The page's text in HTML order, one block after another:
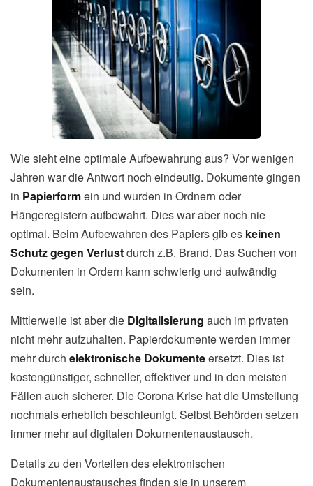
Wie sieht eine optimale Aufbewahrung aus? Vor wenigen
Jahren war die Antwort noch eindeutig. Dokumente gingen
in Papierformein und wurden in Ordnern oder
Hängeregistern aufbewahrt. Dies war aber noch nie
optimal. Beim Aufbewahren des Papiers gib es keinen
Schutz gegen Verlustdurch z.B. Brand. Das Suchen von
Dokumenten in Ordern kann schwierig und aufwändig
sein.
Mittlerweile ist aber die Digitalisierung auch im privaten
nicht mehr aufzuhalten. Papierdokumente werden immer
mehr durch elektronische Dokumenteersetzt. Dies ist
kostengünstiger, schneller, effektiver und in den meisten
Fällen auch sicherer. Die Corona Krise hat die Umstellung
nochmals erheblich beschleunigt. Selbst Behörden setzen
immer mehr auf digitalen Dokumentenaustausch.
Details zu den Vorteilen des elektronischen
Dokumentenaustausches finden sie in unserem